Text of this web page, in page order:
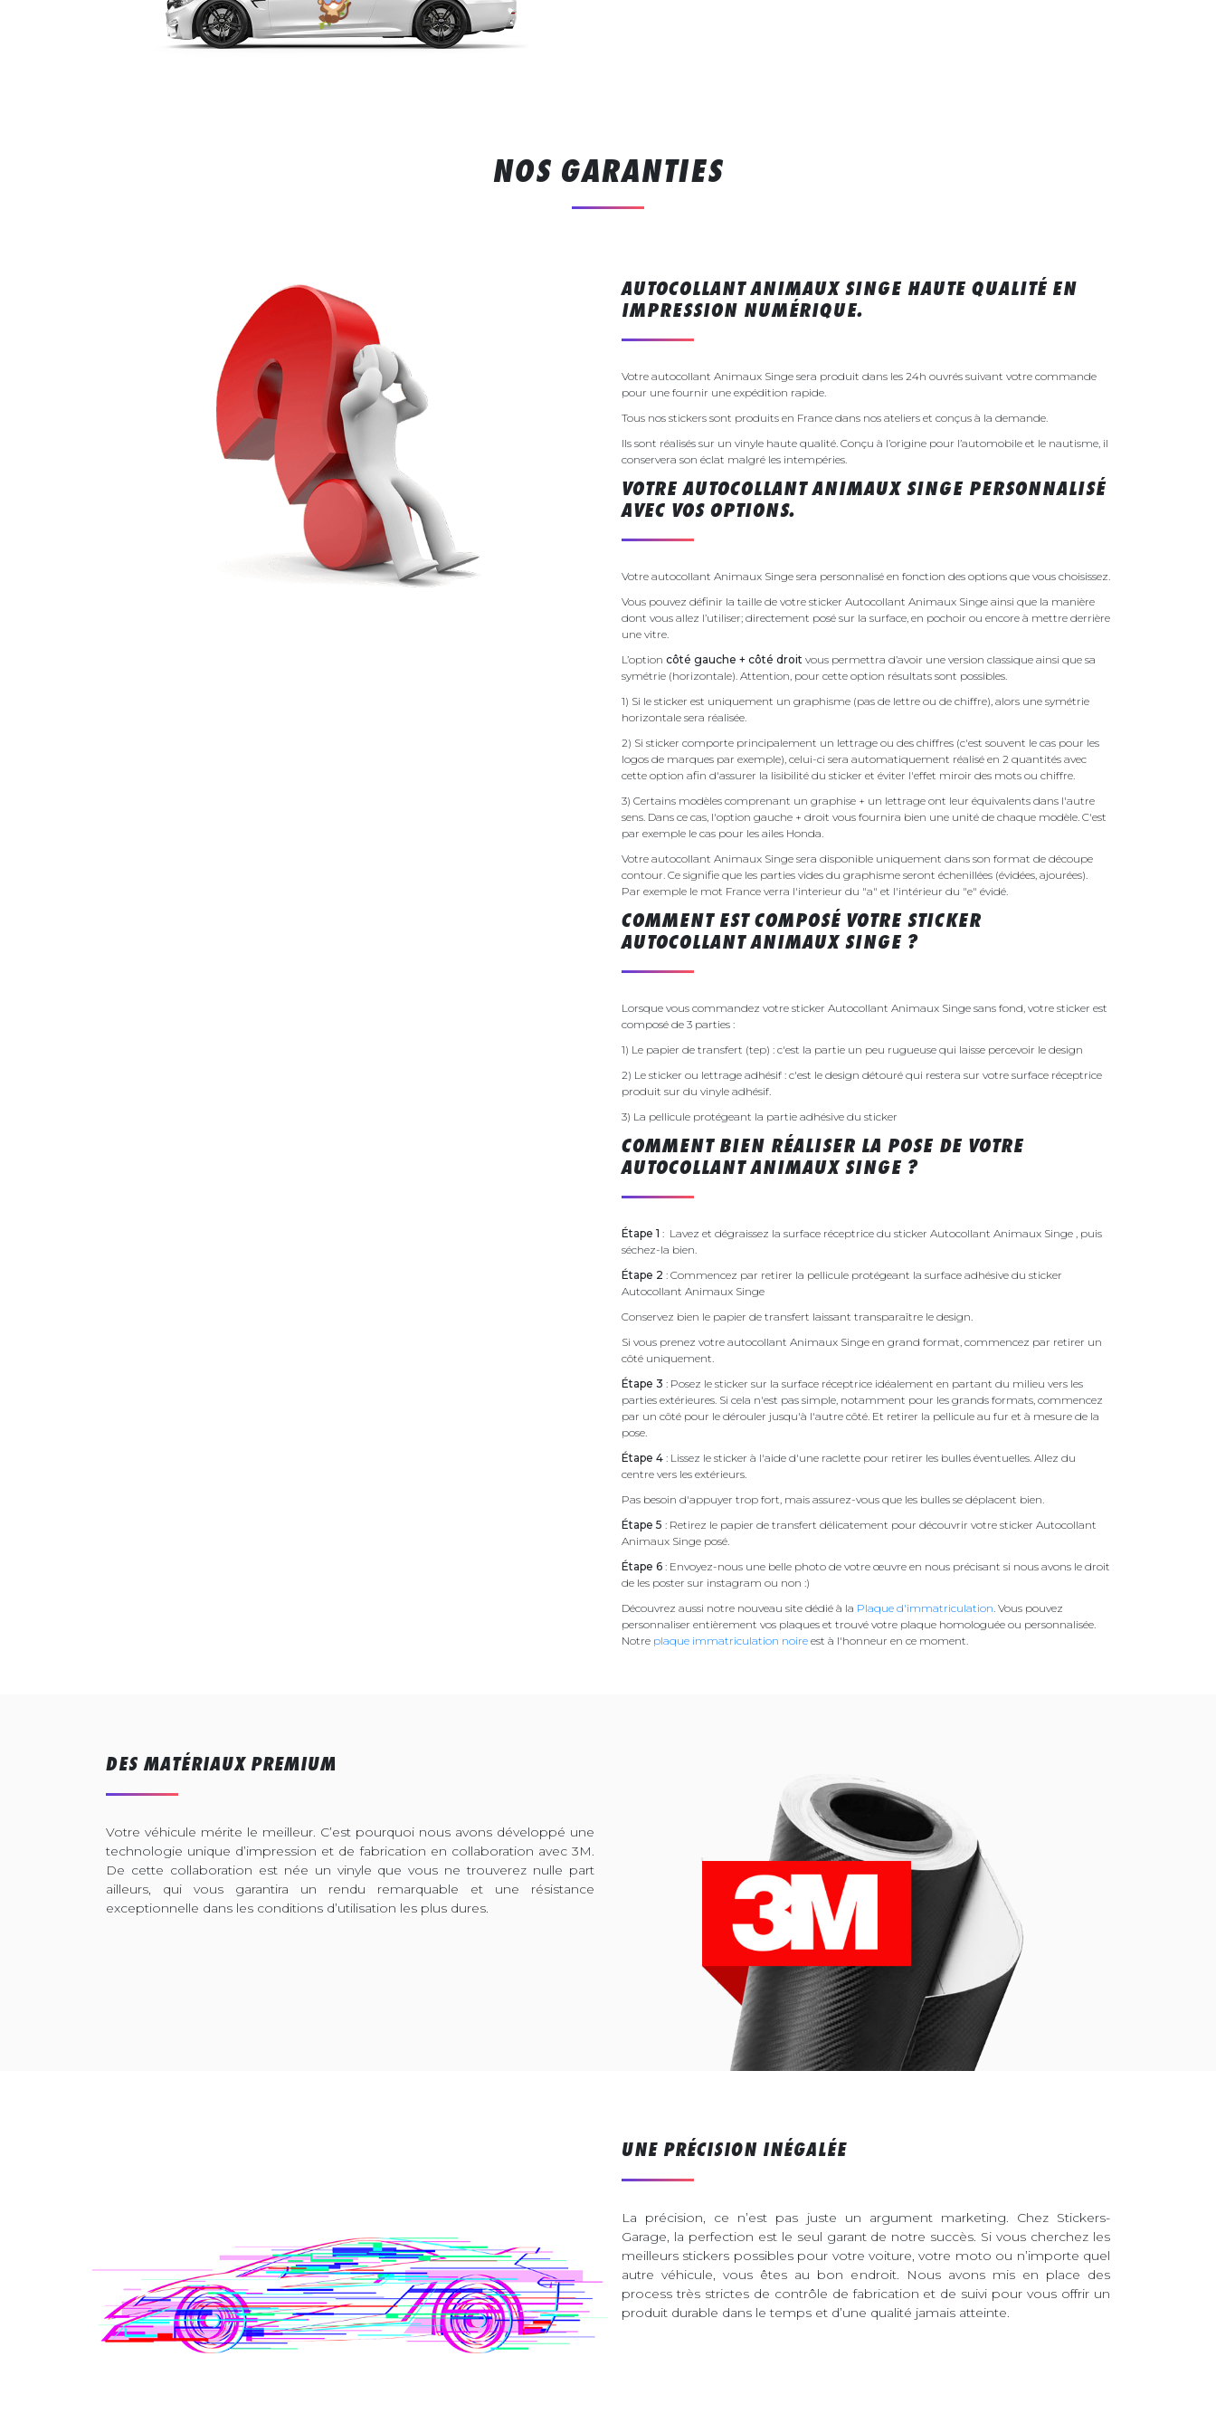
NOS GARANTIES
AUTOCOLLANT ANIMAUX SINGE HAUTE QUALITÉ EN
IMPRESSION NUMÉRIQUE.
Votre autocollant Animaux Singe sera produit dans les 24h ouvrés suivant votre commande
pour une fournir une expédition rapide.
Tous nos stickers sont produits en France dans nos ateliers et conçus à la demande.
Ils sont réalisés sur un vinyle haute qualité. Conçu à l’origine pour l’automobile et le nautisme, il
conservera son éclat malgré les intempéries.
VOTRE AUTOCOLLANT ANIMAUX SINGE PERSONNALISÉ
AVEC VOS OPTIONS.
Votre autocollant Animaux Singe sera personnalisé en fonction des options que vous choisissez.
Vous pouvez définir la taille de votre sticker Autocollant Animaux Singe ainsi que la manière
dont vous allez l’utiliser; directement posé sur la surface, en pochoir ou encore à mettre derrière
une vitre.
L’option côté gauche + côté droit vous permettra d’avoir une version classique ainsi que sa
symétrie (horizontale). Attention, pour cette option résultats sont possibles.
1) Si le sticker est uniquement un graphisme (pas de lettre ou de chiffre), alors une symétrie
horizontale sera réalisée.
2) Si sticker comporte principalement un lettrage ou des chiffres (c'est souvent le cas pour les
logos de marques par exemple), celui-ci sera automatiquement réalisé en 2 quantités avec
cette option afin d'assurer la lisibilité du sticker et éviter l'effet miroir des mots ou chiffre.
3) Certains modèles comprenant un graphise + un lettrage ont leur équivalents dans l'autre
sens. Dans ce cas, l'option gauche + droit vous fournira bien une unité de chaque modèle. C'est
par exemple le cas pour les ailes Honda.
Votre autocollant Animaux Singe sera disponible uniquement dans son format de découpe
contour. Ce signifie que les parties vides du graphisme seront échenillées (évidées, ajourées).
Par exemple le mot France verra l'interieur du "a" et l'intérieur du "e" évidé.
COMMENT EST COMPOSÉ VOTRE STICKER
AUTOCOLLANT ANIMAUX SINGE ?
Lorsque vous commandez votre sticker Autocollant Animaux Singe sans fond, votre sticker est
composé de 3 parties :
1) Le papier de transfert (tep) : c'est la partie un peu rugueuse qui laisse percevoir le design
2) Le sticker ou lettrage adhésif : c'est le design détouré qui restera sur votre surface réceptrice
produit sur du vinyle adhésif.
3) La pellicule protégeant la partie adhésive du sticker
COMMENT BIEN RÉALISER LA POSE DE VOTRE
AUTOCOLLANT ANIMAUX SINGE ?
Étape 1 : Lavez et dégraissez la surface réceptrice du sticker Autocollant Animaux Singe , puis
séchez-la bien.
Étape 2 : Commencez par retirer la pellicule protégeant la surface adhésive du sticker
Autocollant Animaux Singe
Conservez bien le papier de transfert laissant transparaître le design.
Si vous prenez votre autocollant Animaux Singe en grand format, commencez par retirer un
côté uniquement.
Étape 3 : Posez le sticker sur la surface réceptrice idéalement en partant du milieu vers les
parties extérieures. Si cela n'est pas simple, notamment pour les grands formats, commencez
par un côté pour le dérouler jusqu'à l'autre côté. Et retirer la pellicule au fur et à mesure de la
pose.
Étape 4 : Lissez le sticker à l'aide d'une raclette pour retirer les bulles éventuelles. Allez du
centre vers les extérieurs.
Pas besoin d'appuyer trop fort, mais assurez-vous que les bulles se déplacent bien.
Étape 5 : Retirez le papier de transfert délicatement pour découvrir votre sticker Autocollant
Animaux Singe posé.
Étape 6 : Envoyez-nous une belle photo de votre œuvre en nous précisant si nous avons le droit
de les poster sur instagram ou non :)
Découvrez aussi notre nouveau site dédié à la Plaque d'immatriculation . Vous pouvez
personnaliser entièrement vos plaques et trouvé votre plaque homologuée ou personnalisée.
Notre plaque immatriculation noire est à l'honneur en ce moment.
DES MATÉRIAUX PREMIUM
Votre véhicule mérite le meilleur. C’est pourquoi nous avons développé une
technologie unique d’impression et de fabrication en collaboration avec 3M.
De cette collaboration est née un vinyle que vous ne trouverez nulle part
ailleurs, qui vous garantira un rendu remarquable et une résistance
exceptionnelle dans les conditions d’utilisation les plus dures.
UNE PRÉCISION INÉGALÉE
La précision, ce n’est pas juste un argument marketing. Chez Stickers-
Garage, la perfection est le seul garant de notre succès. Si vous cherchez les
meilleurs stickers possibles pour votre voiture, votre moto ou n’importe quel
autre véhicule, vous êtes au bon endroit. Nous avons mis en place des
process très strictes de contrôle de fabrication et de suivi pour vous offrir un
produit durable dans le temps et d’une qualité jamais atteinte.